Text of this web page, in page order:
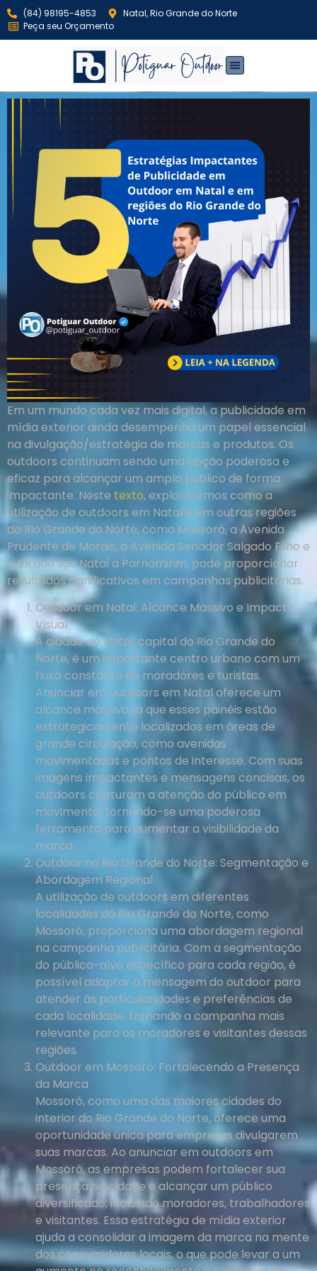
(84) 98195-4853
Natal, Rio Grande do Norte
Peça seu Orçamento
Em um mundo cada vez mais digital, a publicidade em
mídia exterior ainda desempenha um papel essencial
na divulgação/estratégia de marcas e produtos. Os
outdoors continuam sendo uma opção poderosa e
eficaz para alcançar um amplo público de forma
impactante. Neste texto, exploraremos como a
utilização de outdoors em Natal e em outras regiões
do Rio Grande do Norte, como Mossoró, a Avenida
Prudente de Morais, a Avenida Senador Salgado Filho e
a BR que liga Natal a Parnamirim, pode proporcionar
resultados significativos em campanhas publicitárias.
Outdoor em Natal: Alcance Massivo e Impacto
Visual
A cidade de Natal, capital do Rio Grande do
Norte, é um importante centro urbano com um
fluxo constante de moradores e turistas.
Anunciar em outdoors em Natal oferece um
alcance massivo, já que esses painéis estão
estrategicamente localizados em áreas de
grande circulação, como avenidas
movimentadas e pontos de interesse. Com suas
imagens impactantes e mensagens concisas, os
outdoors capturam a atenção do público em
movimento, tornando-se uma poderosa
ferramenta para aumentar a visibilidade da
marca.
Outdoor no Rio Grande do Norte: Segmentação e
Abordagem Regional
A utilização de outdoors em diferentes
localidades do Rio Grande do Norte, como
Mossoró, proporciona uma abordagem regional
na campanha publicitária. Com a segmentação
do público-alvo específico para cada região, é
possível adaptar a mensagem do outdoor para
atender às particularidades e preferências de
cada localidade, tornando a campanha mais
relevante para os moradores e visitantes dessas
regiões.
Outdoor em Mossoró: Fortalecendo a Presença
da Marca
Mossoró, como uma das maiores cidades do
interior do Rio Grande do Norte, oferece uma
oportunidade única para empresas divulgarem
suas marcas. Ao anunciar em outdoors em
Mossoró, as empresas podem fortalecer sua
presença na cidade e alcançar um público
diversificado, incluindo moradores, trabalhadores
e visitantes. Essa estratégia de mídia exterior
ajuda a consolidar a imagem da marca na mente
dos consumidores locais, o que pode levar a um